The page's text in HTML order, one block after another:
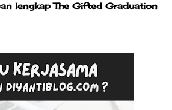
lengkap The Gifted Graduation